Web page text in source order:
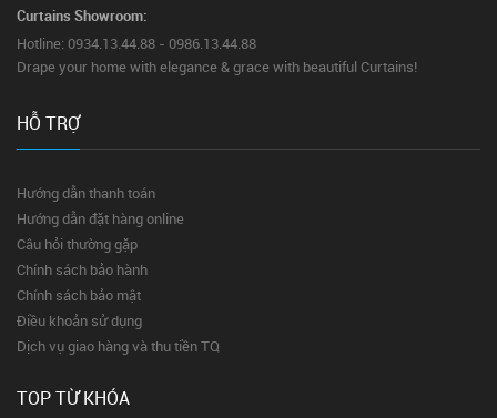
Curtains Showroom:
Hotline: 0934.13.44.88 - 0986.13.44.88
Drape your home with elegance & grace with beautiful Curtains!
HỖ TRỢ
Hướng dẫn thanh toán
Hướng dẫn đặt hàng online
Câu hỏi thường gặp
Chính sách bảo hành
Chính sách bảo mật
Điều khoản sử dụng
Dịch vụ giao hàng và thu tiền TQ
TOP TỪ KHÓA